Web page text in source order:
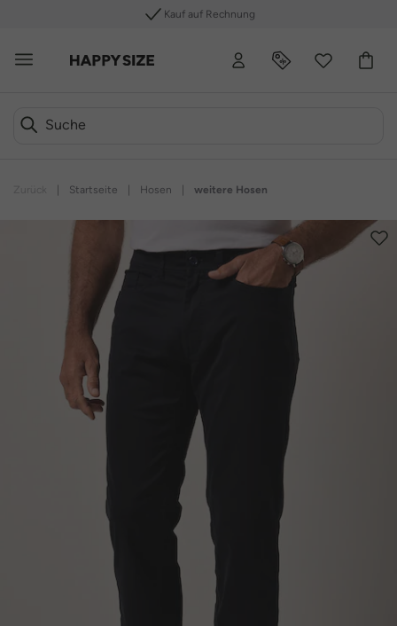
Kauf auf Rechnung
Startseite Hosen weitere Hosen